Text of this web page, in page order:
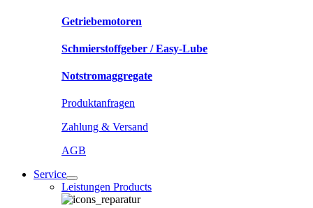
Getriebemotoren
Schmierstoffgeber / Easy-Lube
Notstromaggregate
Produktanfragen
Zahlung & Versand
AGB
Service
Leistungen Products